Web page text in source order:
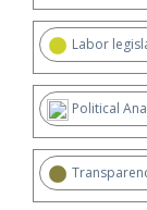
Labor
Political